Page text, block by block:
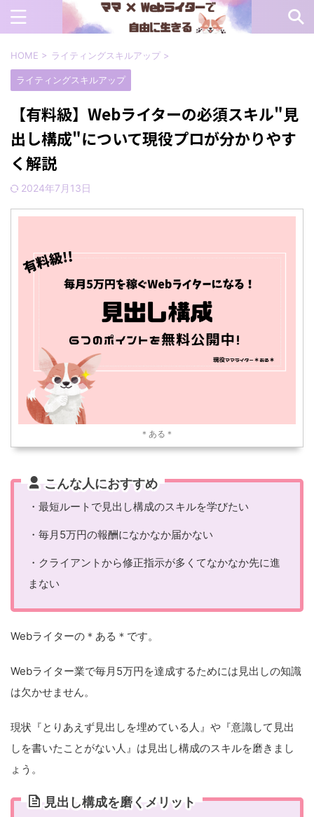
HOME > ライティングスキルアップ >
ライティングスキルアップ
【有料級】Webライターの必須スキル"見
出し構成"について現役プロが分かりやす
く解説
2024年7月13日
＊ある＊
こんな人におすすめ
・最短ルートで見出し構成のスキルを学びたい
・毎月5万円の報酬になかなか届かない
・クライアントから修正指示が多くてなかなか先に進
まない
Webライターの＊ある＊です。
Webライター業で毎月5万円を達成するためには見出しの知識
は欠かせません。
現状『とりあえず見出しを埋めている人』や『意識して見出
しを書いたことがない人』は見出し構成のスキルを磨きまし
ょう。
見出し構成を磨くメリット